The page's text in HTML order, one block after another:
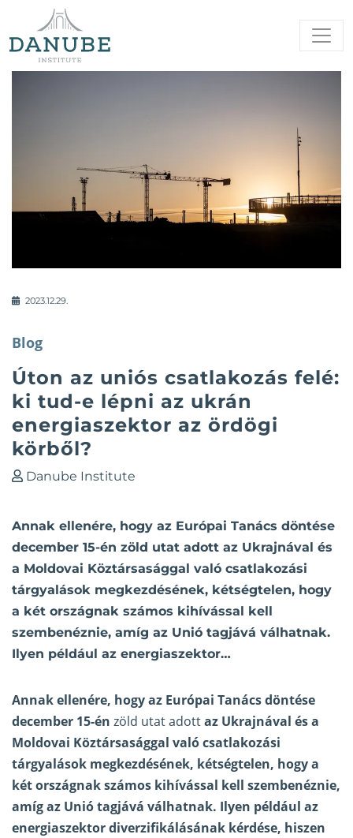
2023.12.29.
Blog
Úton az uniós csatlakozás felé:
ki tud-e lépni az ukrán
energiaszektor az ördögi
körből?
Danube Institute
Annak ellenére, hogy az Európai Tanács döntése
december 15-én zöld utat adott az Ukrajnával és
a Moldovai Köztársasággal való csatlakozási
tárgyalások megkezdésének, kétségtelen, hogy
a két országnak számos kihívással kell
szembenéznie, amíg az Unió tagjává válhatnak.
Ilyen például az energiaszektor…
Annak ellenére, hogy az Európai Tanács döntése
december 15-én zöld utat adottaz Ukrajnával és a
Moldovai Köztársasággal való csatlakozási
tárgyalások megkezdésének, kétségtelen, hogy a
két országnak számos kihívással kell szembenéznie,
amíg az Unió tagjává válhatnak. Ilyen például az
energiaszektor diverzifikálásának kérdése, hiszen